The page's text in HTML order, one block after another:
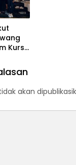
Kursi
akan